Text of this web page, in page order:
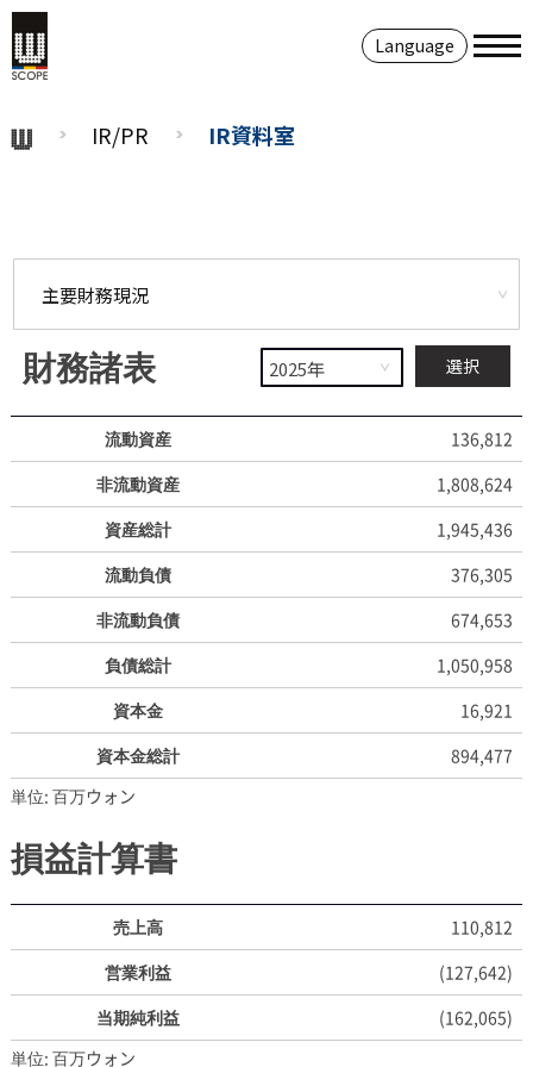
Language
IR/PR IR資料室
財務諸表 選択
流動資産
136,812
非流動資産
1,808,624
資産総計
1,945,436
流動負債
376,305
非流動負債
674,653
負債総計
1,050,958
資本金
16,921
資本金総計
894,477
単位: 百万ウォン
損益計算書
売上高
110,812
営業利益
(127,642)
当期純利益
(162,065)
単位: 百万ウォン